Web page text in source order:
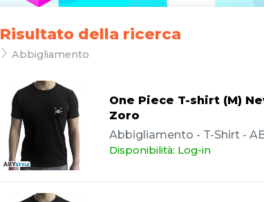
Risultato della ricerca
Abbigliamento
One Piece T-shirt (M)
Zoro
Abbigliamento - T-Shirt -
Disponibilità: Log-in